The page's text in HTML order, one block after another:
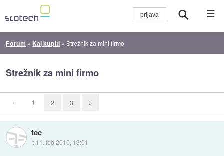
☰
Forum » Kaj kupiti »Strežnik za mini firmo
Strežnik za mini firmo
« 1 2 3 »
tec
:: 11. feb 2010, 13:01